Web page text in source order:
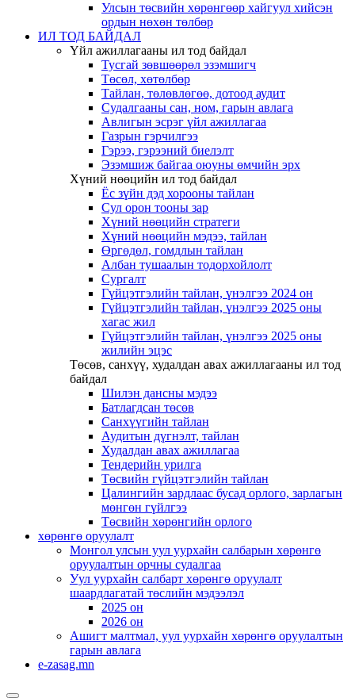
Улсын төсвийн хөрөнгөөр хайгуул хийсэн
ордын нөхөн төлбөр
ИЛ ТОД БАЙДАЛ
Үйл ажиллагааны ил тод байдал
Тусгай зөвшөөрөл эзэмшигч
Төсөл, хөтөлбөр
Тайлан, төлөвлөгөө, дотоод аудит
Судалгааны сан, ном, гарын авлага
Авлигын эсрэг үйл ажиллагаа
Газрын гэрчилгээ
Гэрээ, гэрээний биелэлт
Эзэмшиж байгаа оюуны өмчийн эрх
Хүний нөөцийн ил тод байдал
Ёс зүйн дэд хорооны тайлан
Сул орон тооны зар
Хүний нөөцийн стратеги
Хүний нөөцийн мэдээ, тайлан
Өргөдөл, гомдлын тайлан
Албан тушаалын тодорхойлолт
Сургалт
Гүйцэтгэлийн тайлан, үнэлгээ 2024 он
Гүйцэтгэлийн тайлан, үнэлгээ 2025 оны
хагас жил
Гүйцэтгэлийн тайлан, үнэлгээ 2025 оны
жилийн эцэс
Төсөв, санхүү, худалдан авах ажиллагааны ил тод
байдал
Шилэн дансны мэдээ
Батлагдсан төсөв
Санхүүгийн тайлан
Аудитын дүгнэлт, тайлан
Худалдан авах ажиллагаа
Тендерийн урилга
Төсвийн гүйцэтгэлийн тайлан
Цалингийн зардлаас бусад орлого, зарлагын
мөнгөн гүйлгээ
Төсвийн хөрөнгийн орлого
хөрөнгө оруулалт
Монгол улсын уул уурхайн салбарын хөрөнгө
оруулалтын орчны судалгаа
Уул уурхайн салбарт хөрөнгө оруулалт
шаардлагатай төслийн мэдээлэл
2025 он
2026 он
Ашигт малтмал, уул уурхайн хөрөнгө оруулалтын
гарын авлага
e-zasag.mn